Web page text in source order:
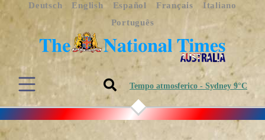
Deutsch English Español Français
Italiano
Português
Tempo atmosferico - Sydney 9°C